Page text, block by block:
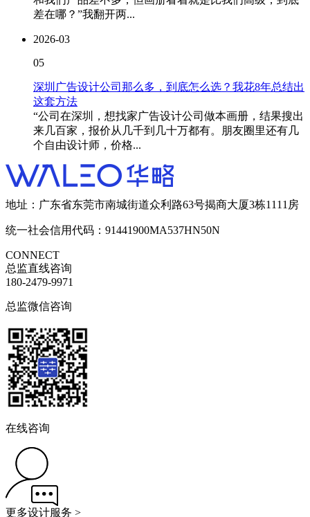
差在哪？”我翻开两...
2026-03
05
深圳广告设计公司那么多，到底怎么选？我花8年总结出
这套方法
“公司在深圳，想找家广告设计公司做本画册，结果搜出
来几百家，报价从几千到几十万都有。朋友圈里还有几
个自由设计师，价格...
地址：广东省东莞市南城街道众利路63号揭商大厦3栋1111房
统一社会信用代码：91441900MA537HN50N
CONNECT
总监直线咨询
180-2479-9971
总监微信咨询
在线咨询
更多设计服务 >